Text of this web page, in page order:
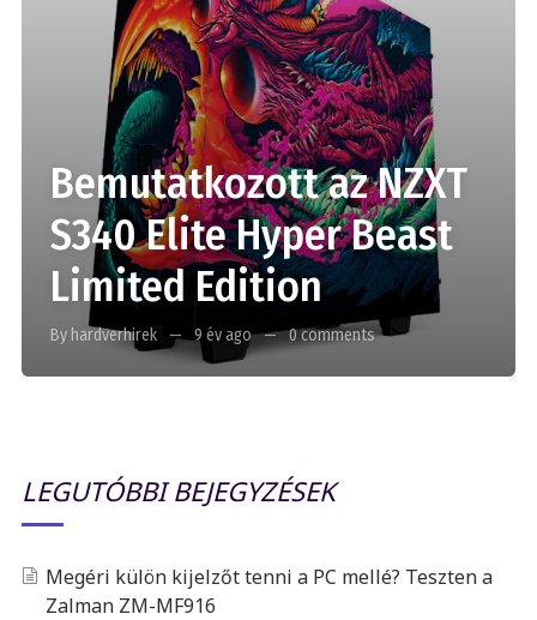
Bemutatkozott az NZXT
S340 Elite Hyper Beast
Limited Edition
By hardverhirek 9 év ago 0 comments
LEGUTÓBBI BEJEGYZÉSEK
Megéri külön kijelzőt tenni a PC mellé? Teszten a
Zalman ZM-MF916